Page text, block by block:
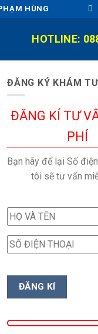
HÙNG
HOTLINE:
ĐĂNG KÝ KHÁM
ĐĂNG KÍ TƯ
PHÍ
Bạn hãy để lại Số
tôi sẽ tư vấn